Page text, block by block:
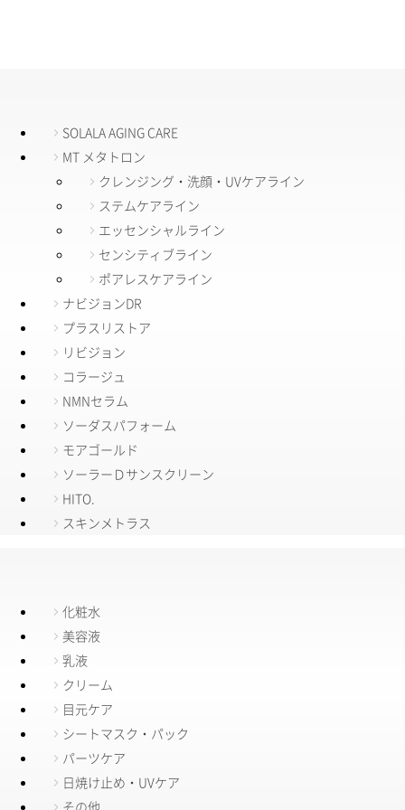
SOLALA AGING CARE
MT メタトロン
クレンジング・洗顔・UVケアライン
ステムケアライン
エッセンシャルライン
センシティブライン
ポアレスケアライン
ナビジョンDR
プラスリストア
リビジョン
コラージュ
NMNセラム
ソーダスパフォーム
モアゴールド
ソーラーＤサンスクリーン
HITO.
スキンメトラス
化粧水
美容液
乳液
クリーム
目元ケア
シートマスク・パック
パーツケア
日焼け止め・UVケア
その他